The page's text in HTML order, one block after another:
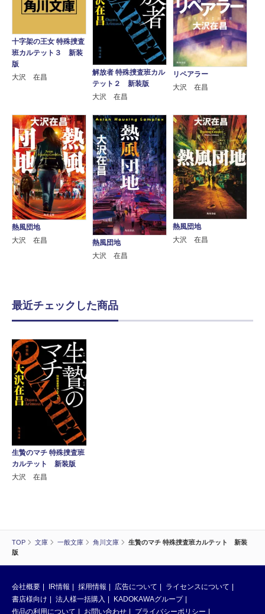
TOP 文庫 一般文庫 角川文庫
生贄のマチ 特殊捜査班カルテット 新装
版
十字架の王女 特殊捜査
班カルテット３ 新装
版
大沢 在昌
解放者 特殊捜査班カル
テット２ 新装版
大沢 在昌
リペアラー
大沢 在昌
熱風団地
大沢 在昌
熱風団地
大沢 在昌
熱風団地
大沢 在昌
最近チェックした商品
生贄のマチ 特殊捜査班
カルテット 新装版
大沢 在昌
会社概要 IR情報 採用情報 広告について
ライセンスについて
書店様向け
法人様一括購入
KADOKAWAグループ
作品の利用について
お問い合わせ プライバシーポリシー